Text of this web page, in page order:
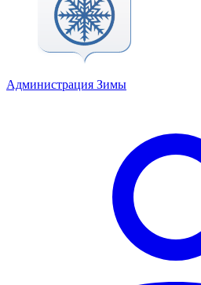
Администрация Зимы